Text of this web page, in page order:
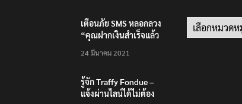
เตือนภัย SMS หลอกลวง
“คุณฝากเงินสำเร็จแล้ว
200,000 บาท”
24 มีนาคม 2021
รู้จัก Traffy Fondue –
แจ้งผ่านไลน์ได้ไม่ต้อง